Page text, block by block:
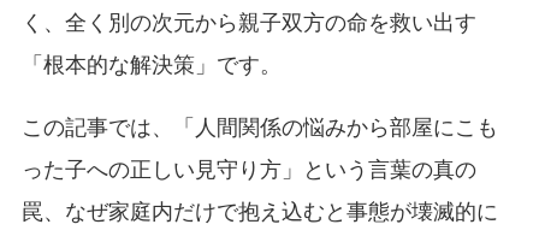
く、全く別の次元から親子双方の命を救い出す
「根本的な解決策」です。
この記事では、「人間関係の悩みから部屋にこも
った子への正しい見守り方」という言葉の真の
罠、なぜ家庭内だけで抱え込むと事態が壊滅的に